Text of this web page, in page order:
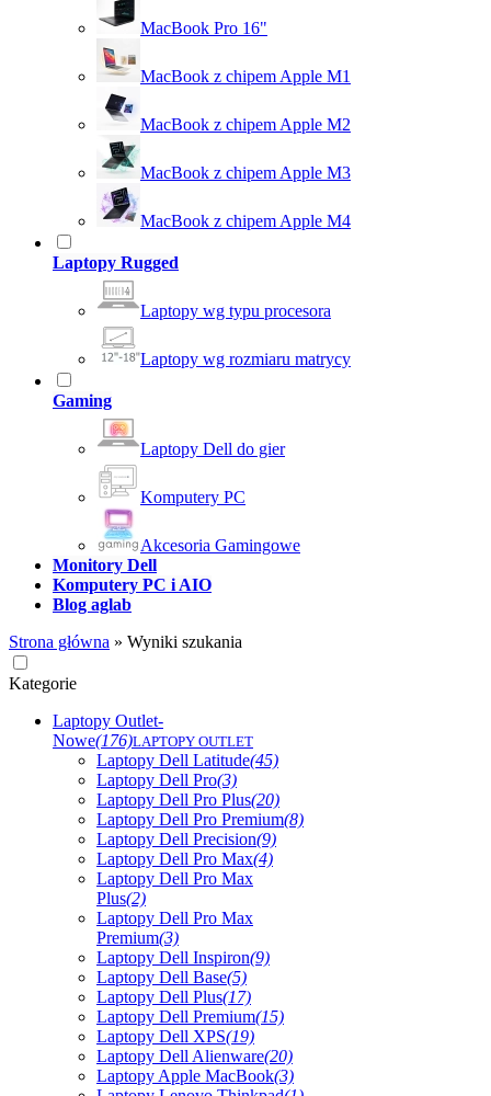
MacBook Pro 16"
MacBook z chipem Apple M1
MacBook z chipem Apple M2
MacBook z chipem Apple M3
MacBook z chipem Apple M4
Laptopy Rugged
Laptopy wg typu procesora
Laptopy wg rozmiaru matrycy
Gaming
Laptopy Dell do gier
Komputery PC
Akcesoria Gamingowe
Monitory Dell
Komputery PC i AIO
Blog aglab
Strona główna » Wyniki szukania
Kategorie
Laptopy Outlet-
Nowe(176)LAPTOPY OUTLET
Laptopy Dell Latitude(45)
Laptopy Dell Pro(3)
Laptopy Dell Pro Plus(20)
Laptopy Dell Pro Premium(8)
Laptopy Dell Precision(9)
Laptopy Dell Pro Max(4)
Laptopy Dell Pro Max
Plus(2)
Laptopy Dell Pro Max
Premium(3)
Laptopy Dell Inspiron(9)
Laptopy Dell Base(5)
Laptopy Dell Plus(17)
Laptopy Dell Premium(15)
Laptopy Dell XPS(19)
Laptopy Dell Alienware(20)
Laptopy Apple MacBook(3)